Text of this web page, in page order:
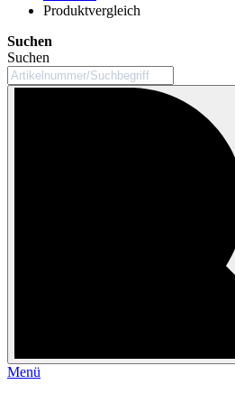
Produktvergleich
Suchen
Suchen
Menü